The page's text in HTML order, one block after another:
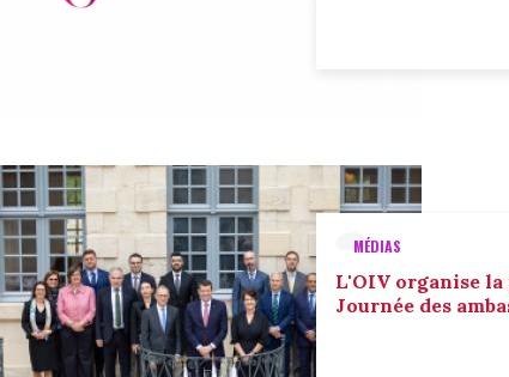
MÉDIAS
L'OIV organise
Journée des